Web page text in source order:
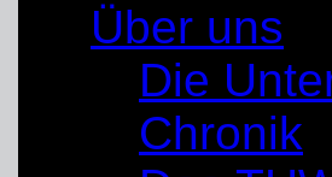
Über uns
Die
Chronik